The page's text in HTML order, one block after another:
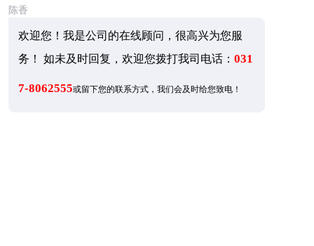
陈香
欢迎您！我是公司的在线顾问，很高兴为您服
务！ 如未及时回复，欢迎您拨打我司电话： 031
7-8062555或留下您的联系方式，我们会及时给您致电！